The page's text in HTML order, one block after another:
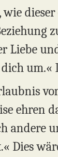
Liebe
um.«
ehren
andere
Dies